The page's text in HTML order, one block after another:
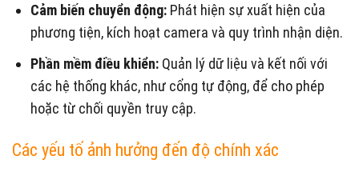
Cảm biến chuyển động: Phát hiện sự xuất hiện của
phương tiện, kích hoạt camera và quy trình nhận diện.
Phần mềm điều khiển: Quản lý dữ liệu và kết nối với
các hệ thống khác, như cổng tự động, để cho phép
hoặc từ chối quyền truy cập.
Các yếu tố ảnh hưởng đến độ chính xác